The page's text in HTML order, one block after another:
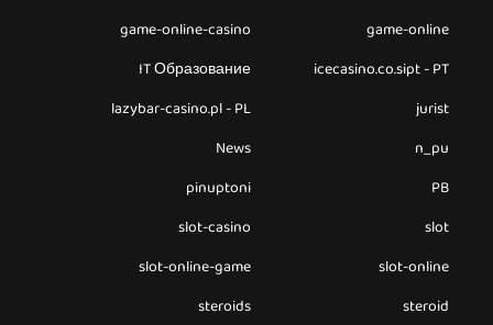
game-online
game-online-casino
icecasino.co.sipt - PT
IT Образование
jurist
lazybar-casino.pl - PL
n_pu
News
PB
pinuptoni
slot
slot-casino
slot-online
slot-online-game
steroid
steroids